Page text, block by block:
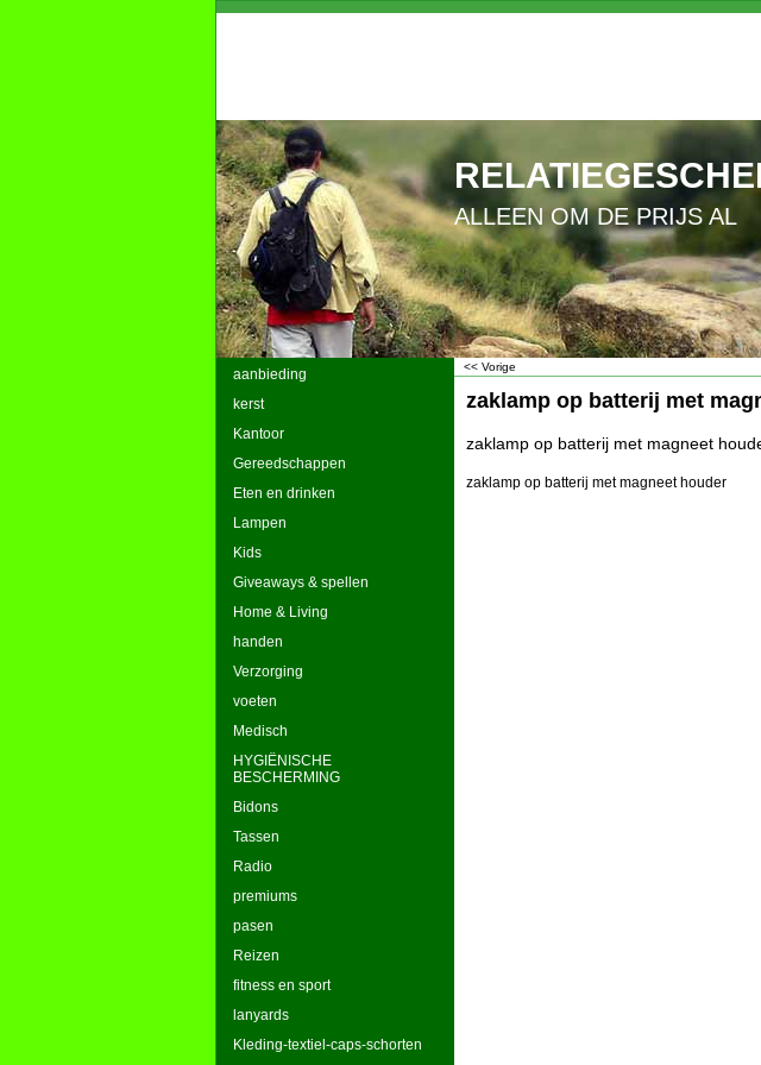
ALLEEN OM DE PRIJS AL
aanbieding
kerst
Kantoor
Gereedschappen
Eten en drinken
Lampen
Kids
Giveaways & spellen
Home & Living
handen
Verzorging
voeten
Medisch
HYGIËNISCHE
BESCHERMING
Bidons
Tassen
Radio
premiums
pasen
Reizen
fitness en sport
lanyards
Kleding-textiel-caps-schorten
<< Vorige
zaklamp op batterij met
zaklamp op batterij met magneet
zaklamp op batterij met magneet houder